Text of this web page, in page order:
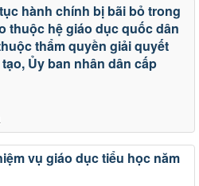
hành chính bị bãi bỏ trong
thuộc hệ giáo dục quốc dân
thẩm quyền giải quyết
Ủy ban nhân dân cấp
vụ giáo dục tiểu học năm